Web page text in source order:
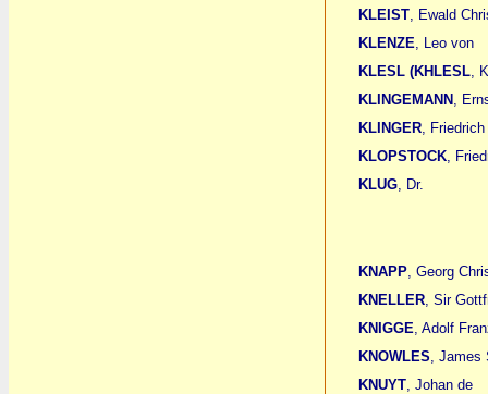
KLEIST, Ewald
KLENZE, Leo von
KLESL (KHLESL,
KLINGEMANN ,
KLINGER,
KLOPSTOCK,
KLUG, Dr.
KNAPP, Georg
KNELLER, Sir
KNIGGE, Adolf
KNOWLES, James
KNUYT, Johan de